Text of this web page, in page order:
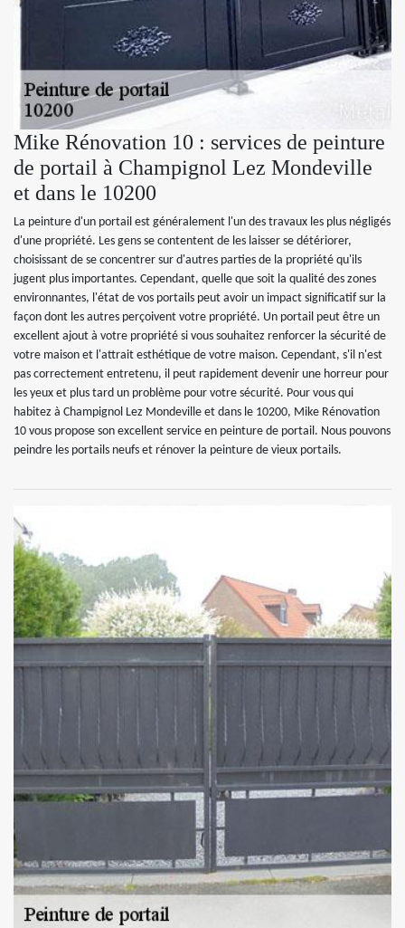
Mike Rénovation 10 : services de peinture
de portail à Champignol Lez Mondeville
et dans le 10200
La peinture d'un portail est généralement l'un des travaux les plus négligés
d'une propriété. Les gens se contentent de les laisser se détériorer,
choisissant de se concentrer sur d'autres parties de la propriété qu'ils
jugent plus importantes. Cependant, quelle que soit la qualité des zones
environnantes, l'état de vos portails peut avoir un impact significatif sur la
façon dont les autres perçoivent votre propriété. Un portail peut être un
excellent ajout à votre propriété si vous souhaitez renforcer la sécurité de
votre maison et l'attrait esthétique de votre maison. Cependant, s'il n'est
pas correctement entretenu, il peut rapidement devenir une horreur pour
les yeux et plus tard un problème pour votre sécurité. Pour vous qui
habitez à Champignol Lez Mondeville et dans le 10200, Mike Rénovation
10 vous propose son excellent service en peinture de portail. Nous pouvons
peindre les portails neufs et rénover la peinture de vieux portails.